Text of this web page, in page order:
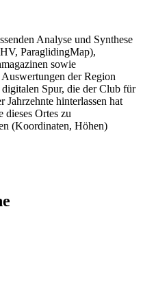
Analyse und Synthese
ParaglidingMap),
sowie
der Region
Spur, die der Club für
hinterlassen hat
dieses Ortes zu
(Koordinaten, Höhen)